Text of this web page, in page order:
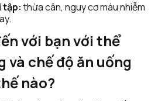
tập: thừa cân, nguy cơ máu nhiễm
với bạn với thể
và chế độ ăn uống
nào?